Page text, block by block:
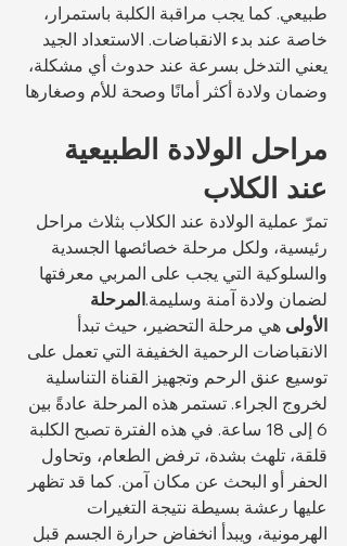
طبيعي. كما يجب مراقبة الكلبة باستمرار،
خاصة عند بدء الانقباضات. الاستعداد الجيد
يعني التدخل بسرعة عند حدوث أي مشكلة،
وضمان ولادة أكثر أمانًا وصحة للأم وصغارها
مراحل الولادة الطبيعية
عند الكلاب
تمرّ عملية الولادة عند الكلاب بثلاث مراحل
رئيسية، ولكل مرحلة خصائصها الجسدية
والسلوكية التي يجب على المربي معرفتها
لضمان ولادة آمنة وسليمة.المرحلة
الأولى هي مرحلة التحضير، حيث تبدأ
الانقباضات الرحمية الخفيفة التي تعمل على
توسيع عنق الرحم وتجهيز القناة التناسلية
لخروج الجراء. تستمر هذه المرحلة عادةً بين
6 إلى 18 ساعة. في هذه الفترة تصبح الكلبة
قلقة، تلهث بشدة، ترفض الطعام، وتحاول
الحفر أو البحث عن مكان آمن. كما قد تظهر
عليها رعشة بسيطة نتيجة التغيرات
الهرمونية، ويبدأ انخفاض حرارة الجسم قبل